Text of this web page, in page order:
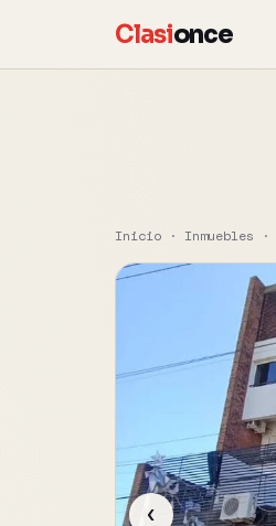
Clasionce
Inicio · Inmuebles ·
‹